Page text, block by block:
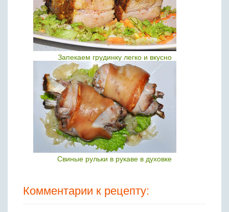
Запекаем грудинку легко и вкусно
Свиные рульки в рукаве в духовке
Комментарии к рецепту: